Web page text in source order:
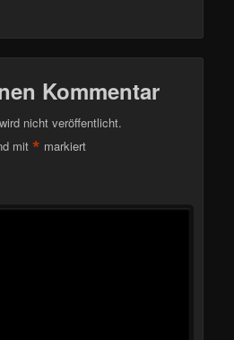
Kommentar
nicht veröffentlicht.
mit* markiert